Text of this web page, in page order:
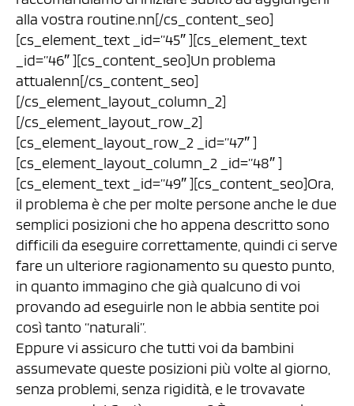
alla vostra routine.nn[/cs_content_seo]
[cs_element_text _id=”45″ ][cs_element_text
_id=”46″ ][cs_content_seo]Un problema
attualenn[/cs_content_seo]
[/cs_element_layout_column_2]
[/cs_element_layout_row_2]
[cs_element_layout_row_2 _id=”47″ ]
[cs_element_layout_column_2 _id=”48″ ]
[cs_element_text _id=”49″ ][cs_content_seo]Ora,
il problema è che per molte persone anche le due
semplici posizioni che ho appena descritto sono
difficili da eseguire correttamente, quindi ci serve
fare un ulteriore ragionamento su questo punto,
in quanto immagino che già qualcuno di voi
provando ad eseguirle non le abbia sentite poi
così tanto “naturali”.
Eppure vi assicuro che tutti voi da bambini
assumevate queste posizioni più volte al giorno,
senza problemi, senza rigidità, e le trovavate